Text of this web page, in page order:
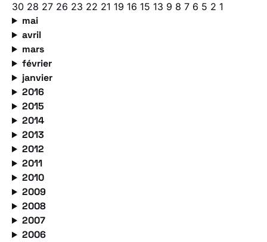
30 28 27 26 23 22 21 19 16 15 13 9 8 7 6 5 2 1
mai
avril
mars
février
janvier
2016
2015
2014
2013
2012
2011
2010
2009
2008
2007
2006